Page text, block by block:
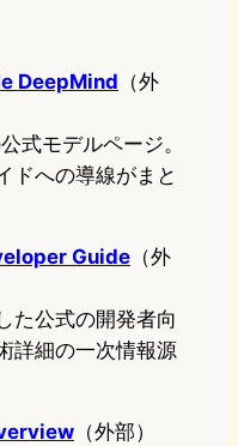
DeepMind （外
式モデルページ。
ドへの導線がまと
Guide （外
た公式の開発者向
詳細の一次情報源
（外部）